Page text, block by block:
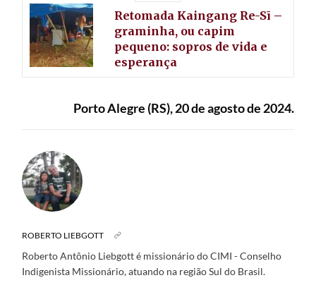
Retomada Kaingang Re-Sī –
graminha, ou capim
pequeno: sopros de vida e
esperança
Porto Alegre (RS), 20 de agosto de 2024.
ROBERTO LIEBGOTT
Roberto Antônio Liebgott é missionário do CIMI - Conselho
Indigenista Missionário, atuando na região Sul do Brasil.